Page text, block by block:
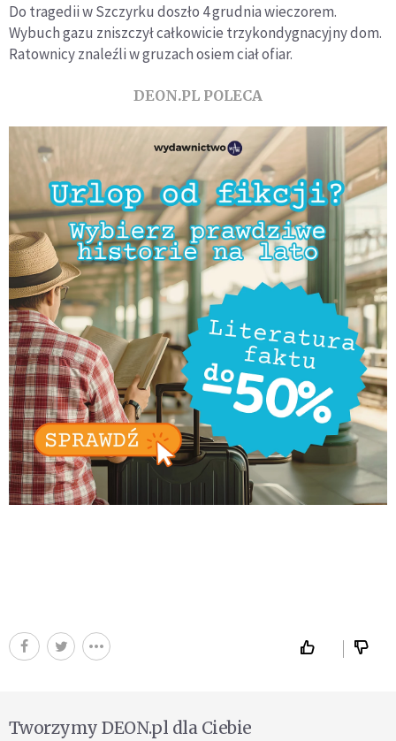
Do tragedii w Szczyrku doszło 4 grudnia wieczorem.
Wybuch gazu zniszczył całkowicie trzykondygnacyjny dom.
Ratownicy znaleźli w gruzach osiem ciał ofiar.
DEON.PL POLECA
Tworzymy DEON.pl dla Ciebie